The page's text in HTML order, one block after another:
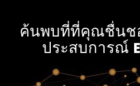
ค้นพบที่ที่คุณชื่นช
ประสบการณ์